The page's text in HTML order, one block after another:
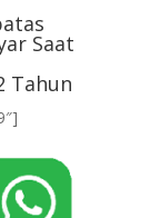
Saat
Tahun